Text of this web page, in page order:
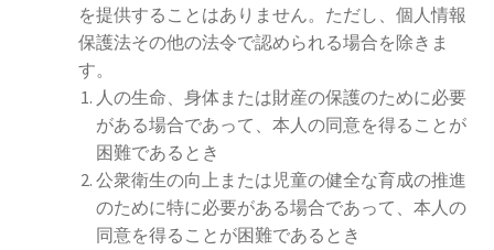
を提供することはありません。ただし、個人情報
保護法その他の法令で認められる場合を除きま
す。
人の生命、身体または財産の保護のために必要
がある場合であって、本人の同意を得ることが
困難であるとき
公衆衛生の向上または児童の健全な育成の推進
のために特に必要がある場合であって、本人の
同意を得ることが困難であるとき